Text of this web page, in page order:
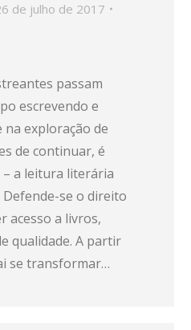
de julho de 2017
passam
escrevendo e
exploração de
de continuar, é
– a leitura literária
se o direito
acesso a livros,
qualidade. A partir
se transformar…